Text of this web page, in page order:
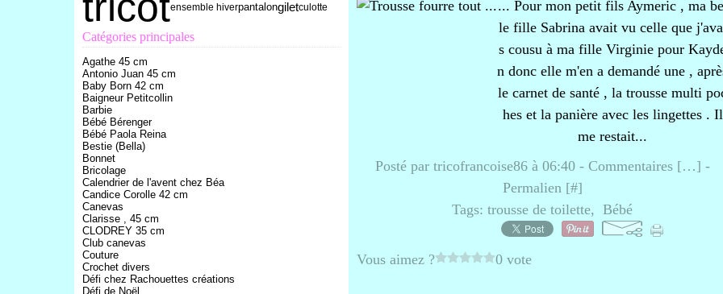
ensemble hiverpantalongiletculotte
Catégories principales
Agathe 45 cm
Antonio Juan 45 cm
Baby Born 42 cm
Baigneur Petitcollin
Barbie
Bébé Bérenger
Bébé Paola Reina
Bestie (Bella)
Bonnet
Bricolage
Calendrier de l'avent chez Béa
Candice Corolle 42 cm
Canevas
Clarisse , 45 cm
CLODREY 35 cm
Club canevas
Couture
Crochet divers
Défi chez Rachouettes créations
Défi de Noël
... Pour mon petit fils Aymeric , ma
le fille Sabrina avait vu celle que
s cousu à ma fille Virginie pour
n donc elle m'en a demandé une ,
le carnet de santé , la trousse multi
hes et la panière avec les lingettes . Il
me restait...
Posté par tricofrancoise86 à 06:40 - Commentaires […] -
Permalien [#]
Tags: trousse de toilette, Bébé
Vous aimez ? 0 vote